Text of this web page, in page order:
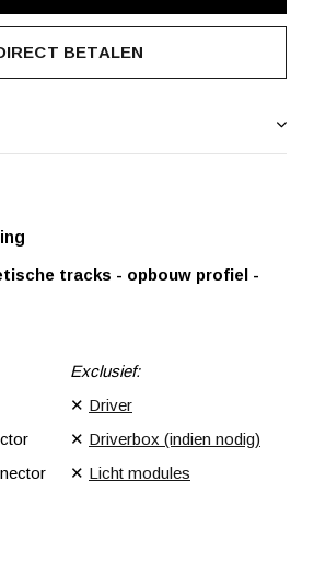
BETALEN
tracks - opbouw profiel -
Exclusief:
✕ Driver
✕ Driverbox (indien nodig)
✕ Licht modules